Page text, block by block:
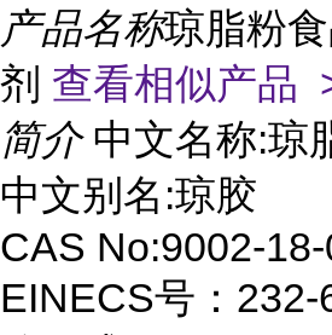
产品名称琼脂粉
剂 查看相似产品
简介 中文名称:琼
中文别名:琼胶
CAS No:9002-
EINECS号：232-